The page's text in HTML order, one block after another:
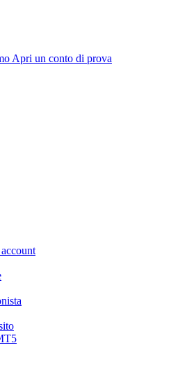
Apri un conto di prova